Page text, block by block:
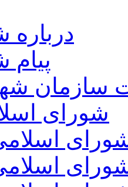
درباره
پیام
سازمان
شورای